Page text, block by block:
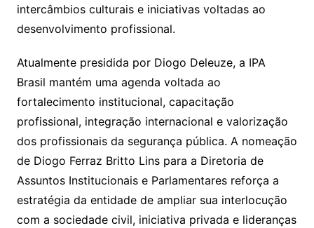
intercâmbios culturais e iniciativas voltadas ao
desenvolvimento profissional.
Atualmente presidida por Diogo Deleuze, a IPA
Brasil mantém uma agenda voltada ao
fortalecimento institucional, capacitação
profissional, integração internacional e valorização
dos profissionais da segurança pública. A nomeação
de Diogo Ferraz Britto Lins para a Diretoria de
Assuntos Institucionais e Parlamentares reforça a
estratégia da entidade de ampliar sua interlocução
com a sociedade civil, iniciativa privada e lideranças